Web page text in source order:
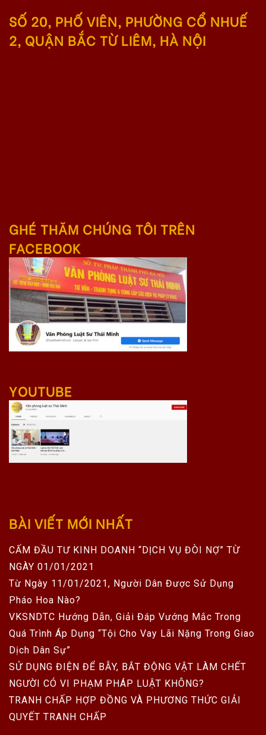
SỐ 20, PHỐ VIÊN, PHƯỜNG CỔ NHUẾ
2, QUẬN BẮC TỪ LIÊM, HÀ NỘI
GHÉ THĂM CHÚNG TÔI TRÊN
FACEBOOK
YOUTUBE
BÀI VIẾT MỚI NHẤT
CẤM ĐẦU TƯ KINH DOANH “DỊCH VỤ ĐÒI NỢ” TỪ
NGÀY 01/01/2021
Từ Ngày 11/01/2021, Người Dân Được Sử Dụng
Pháo Hoa Nào?
VKSNDTC Hướng Dẫn, Giải Đáp Vướng Mắc Trong
Quá Trình Áp Dụng “Tội Cho Vay Lãi Nặng Trong Giao
Dịch Dân Sự”
SỬ DỤNG ĐIỆN ĐỂ BẪY, BẮT ĐỘNG VẬT LÀM CHẾT
NGƯỜI CÓ VI PHẠM PHÁP LUẬT KHÔNG?
TRANH CHẤP HỢP ĐỒNG VÀ PHƯƠNG THỨC GIẢI
QUYẾT TRANH CHẤP